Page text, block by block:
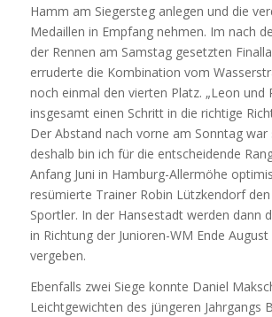
Hamm am Siegersteg anlegen und die
Medaillen in Empfang nehmen. Im nach
der Rennen am Samstag gesetzten
erruderte die Kombination vom
noch einmal den vierten Platz. „Leon und
insgesamt einen Schritt in die richtige
Der Abstand nach vorne am Sonntag war
deshalb bin ich für die entscheidende
Anfang Juni in Hamburg-Allermöhe
resümierte Trainer Robin Lützkendorf
Sportler. In der Hansestadt werden dann
in Richtung der Junioren-WM Ende
vergeben.
Ebenfalls zwei Siege konnte Daniel
Leichtgewichten des jüngeren Jahrgangs